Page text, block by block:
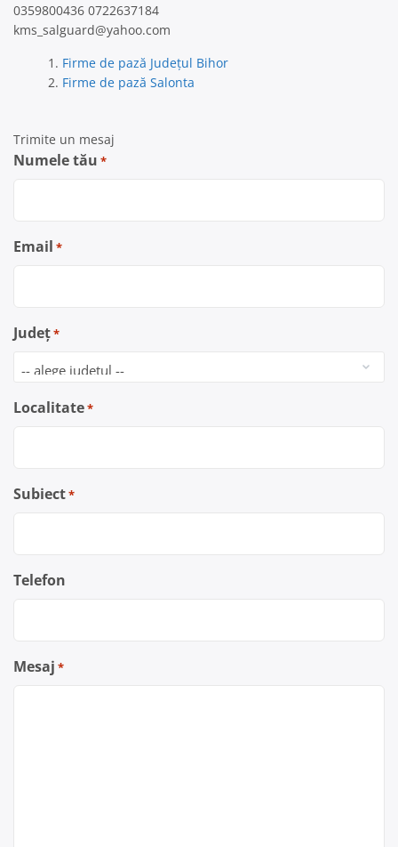
0359800436 0722637184
kms_salguard@yahoo.com
Firme de pază Județul Bihor
Firme de pază Salonta
Trimite un mesaj
Numele tău *
Email *
Județ*
Localitate*
Subiect*
Telefon
Mesaj *